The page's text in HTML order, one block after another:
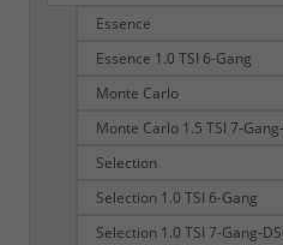
Essence
Essence 1.0 TSI 6-Gang
Monte Carlo
Monte Carlo 1.5 TSI 7-
Selection
Selection 1.0 TSI 6-Gang
Selection 1.0 TSI 7-Gang-